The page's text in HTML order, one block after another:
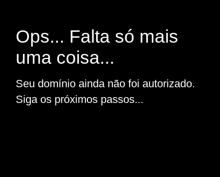
Ops... Falta só mais
uma coisa...
Seu domínio ainda não foi autorizado.
Siga os próximos passos...